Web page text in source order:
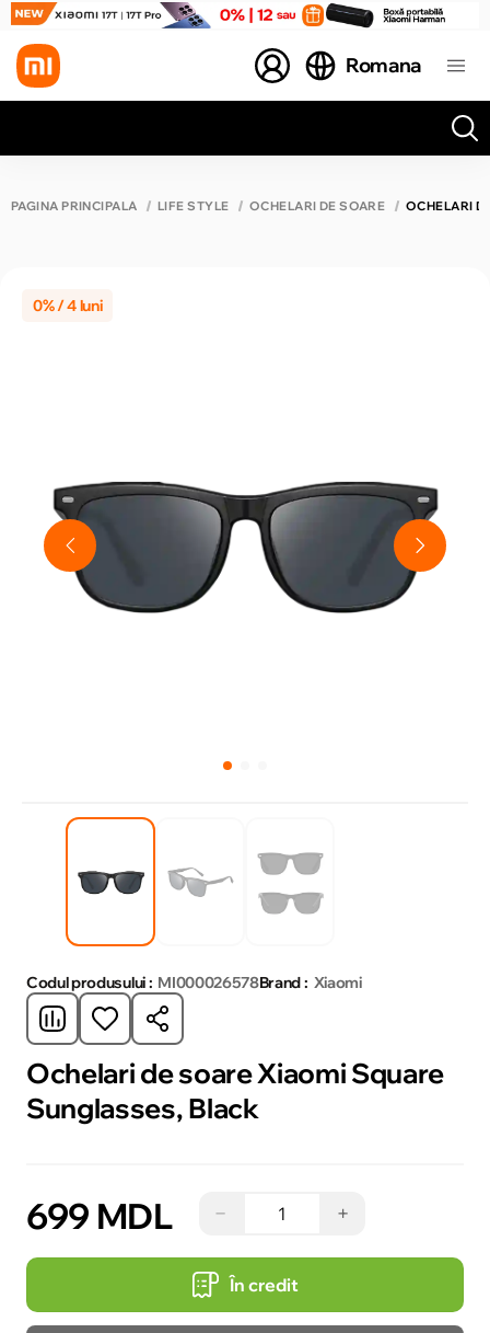
Romana
PAGINA PRINCIPALĂ LIFE STYLE OCHELARI DE SOARE OCHELARI
0% / 4 luni
Codul produsului : MI000026578Brand : Xiaomi
Ochelari de soare Xiaomi Square
Sunglasses, Black
699 MDL − +
În credit